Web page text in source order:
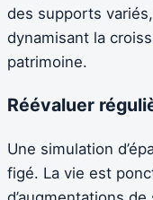
des supports
dynamisant la
patrimoine.
Réévaluer
Une simulation
figé. La vie est